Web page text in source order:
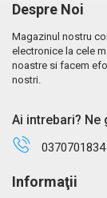
Despre Noi
Magazinul nostru
electronice la cele
noastre si facem
nostri.
Ai intrebari? Ne
0370701834
Informaţii